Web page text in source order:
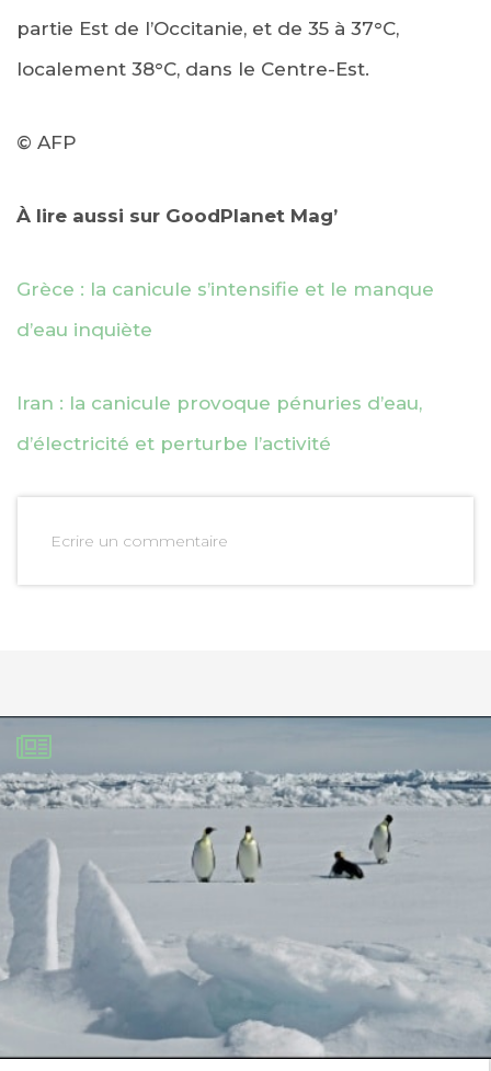
partie Est de l’Occitanie, et de 35 à 37°C,
localement 38°C, dans le Centre-Est.
© AFP
À lire aussi sur GoodPlanet Mag’
Grèce : la canicule s’intensifie et le manque
d’eau inquiète
Iran : la canicule provoque pénuries d’eau,
d’électricité et perturbe l’activité
Ecrire un commentaire